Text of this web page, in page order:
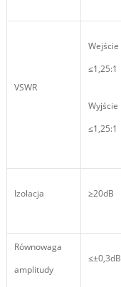
VSWR
Wejście
≤1,25:1
Wyjście
≤1,25:1
Izolacja ≥20dB
Równowaga
amplitudy
≤±0,3dB